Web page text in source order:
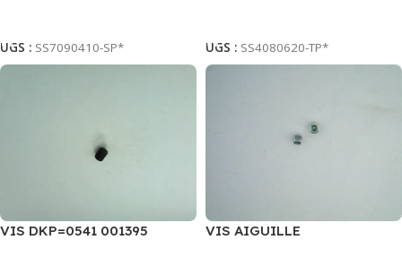
UGS : SS7090410-SP*
UGS : SS4080620-TP*
VIS DKP=0541 001395 VIS AIGUILLE